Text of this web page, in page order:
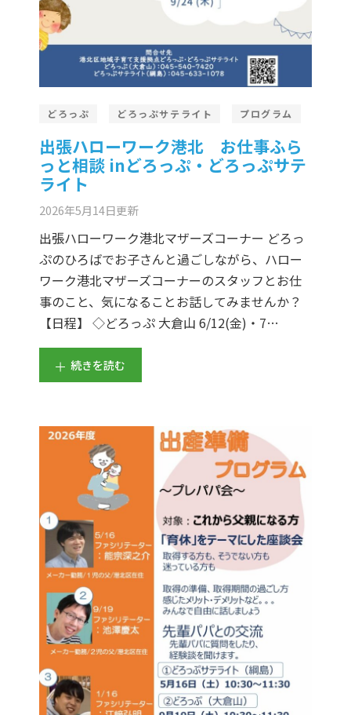
どろっぷ どろっぷサテライト プログラム
出張ハローワーク港北 お仕事ふら
っと相談 inどろっぷ・どろっぷサテ
ライト
2026年5月14日更新
出張ハローワーク港北マザーズコーナー どろっ
ぷのひろばでお子さんと過ごしながら、ハロー
ワーク港北マザーズコーナーのスタッフとお仕
事のこと、気になることお話してみませんか？
【日程】 ◇どろっぷ 大倉山 6/12(金)・7…
続きを読む